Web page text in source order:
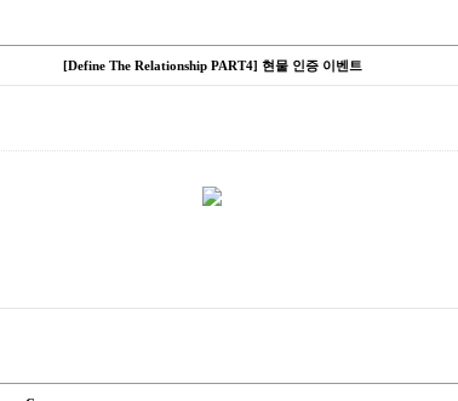
[Define The Relationship PART4] 현물 인증 이벤트